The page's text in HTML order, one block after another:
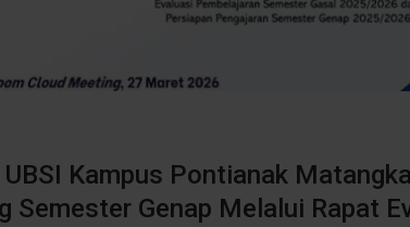
Kampus Pontianak
Semester Genap Melalui Rapat